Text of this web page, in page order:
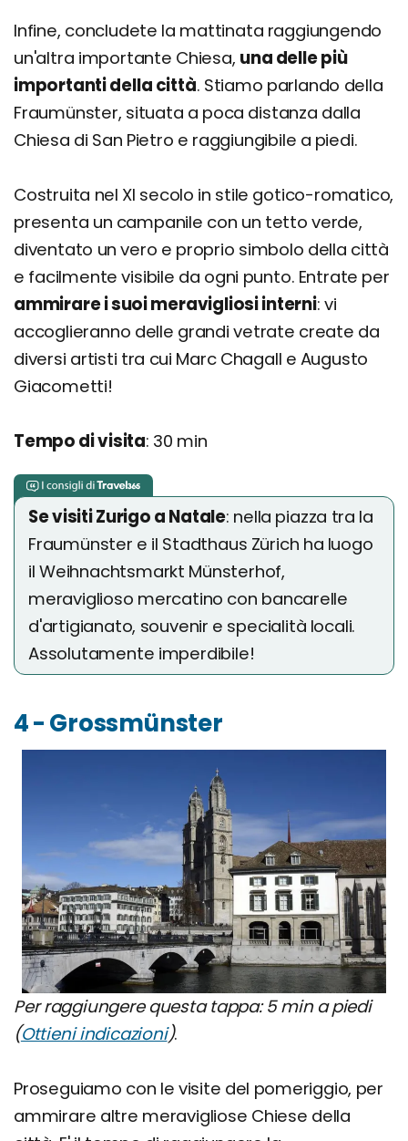
Infine, concludete la mattinata raggiungendo
un'altra importante Chiesa, una delle più
importanti della città. Stiamo parlando della
Fraumünster, situata a poca distanza dalla
Chiesa di San Pietro e raggiungibile a piedi.
Costruita nel XI secolo in stile gotico-romatico,
presenta un campanile con un tetto verde,
diventato un vero e proprio simbolo della città
e facilmente visibile da ogni punto. Entrate per
ammirare i suoi meravigliosi interni: vi
accoglieranno delle grandi vetrate create da
diversi artisti tra cui Marc Chagall e Augusto
Giacometti!
Tempo di visita: 30 min
Se visiti Zurigo a Natale: nella piazza tra la
Fraumünster e il Stadthaus Zürich ha luogo
il Weihnachtsmarkt Münsterhof,
meraviglioso mercatino con bancarelle
d'artigianato, souvenir e specialità locali.
Assolutamente imperdibile!
4 - Grossmünster
Per raggiungere questa tappa: 5 min a piedi
(Ottieni indicazioni).
Proseguiamo con le visite del pomeriggio, per
ammirare altre meravigliose Chiese della